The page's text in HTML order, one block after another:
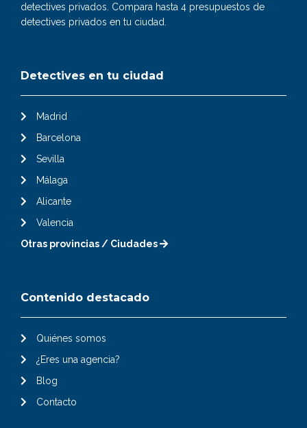
detectives privados. Compara hasta 4 presupuestos de
detectives privados en tu ciudad.
Detectives en tu ciudad
Madrid
Barcelona
Sevilla
Málaga
Alicante
Valencia
Otras provincias / Ciudades
Contenido destacado
Quiénes somos
¿Eres una agencia?
Blog
Contacto